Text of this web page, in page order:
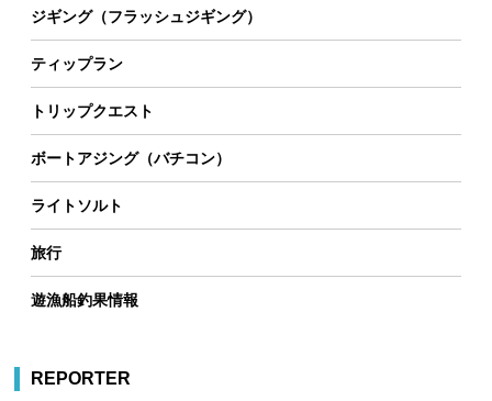
ジギング（フラッシュジギング）
ティップラン
トリップクエスト
ボートアジング（バチコン）
ライトソルト
旅行
遊漁船釣果情報
REPORTER